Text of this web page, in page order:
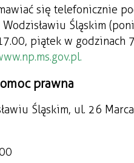
się telefonicznie
Śląskim
piątek w godzinach
prawna
Śląskim, ul. 26